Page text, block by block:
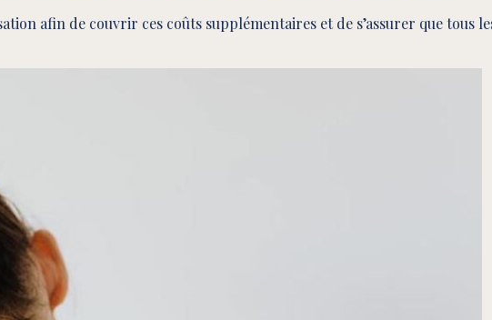
afin de couvrir ces coûts supplémentaires et de s’assurer que tous